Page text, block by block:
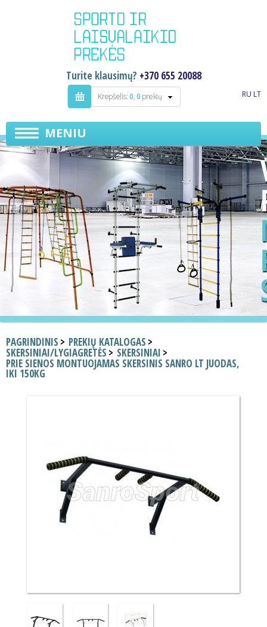
Turite klausimų? +370 655 20088
Krepšelis:0,0 prekių RU LT
MENIU
PAGRINDINIS PREKIŲ KATALOGAS
SKERSINIAI/LYGIAGRETĖS SKERSINIAI
PRIE SIENOS MONTUOJAMAS SKERSINIS SANRO LT JUODAS,
IKI 150KG